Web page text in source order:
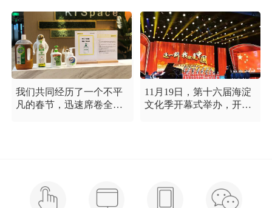
我们共同经历了一个不平
凡的春节，迅速席卷全国
11月19日，第十六届海淀
文化季开幕式举办，开幕
结、特别讲奉献的一流精